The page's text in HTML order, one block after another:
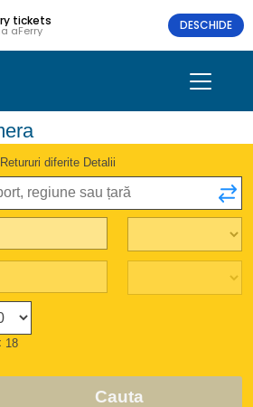
tickets
aFerry DESCHIDE
Retururi diferite Detalii
18
Cauta